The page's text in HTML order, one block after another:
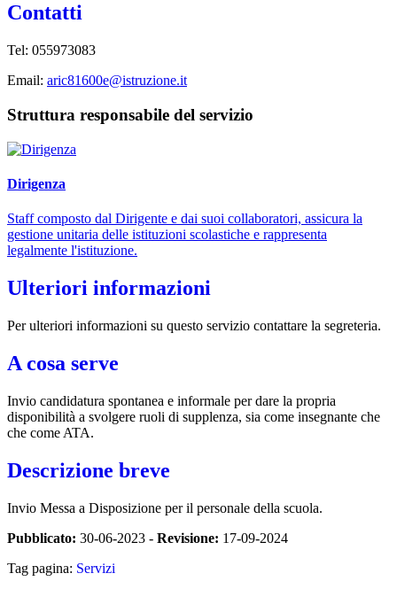
Contatti
Tel: 055973083
Email: aric81600e@istruzione.it
Struttura responsabile del servizio
Dirigenza
Staff composto dal Dirigente e dai suoi collaboratori, assicura la
gestione unitaria delle istituzioni scolastiche e rappresenta
legalmente l'istituzione.
Ulteriori informazioni
Per ulteriori informazioni su questo servizio contattare la segreteria.
A cosa serve
Invio candidatura spontanea e informale per dare la propria
disponibilità a svolgere ruoli di supplenza, sia come insegnante che
che come ATA.
Descrizione breve
Invio Messa a Disposizione per il personale della scuola.
Pubblicato: 30-06-2023 - Revisione: 17-09-2024
Tag pagina: Servizi